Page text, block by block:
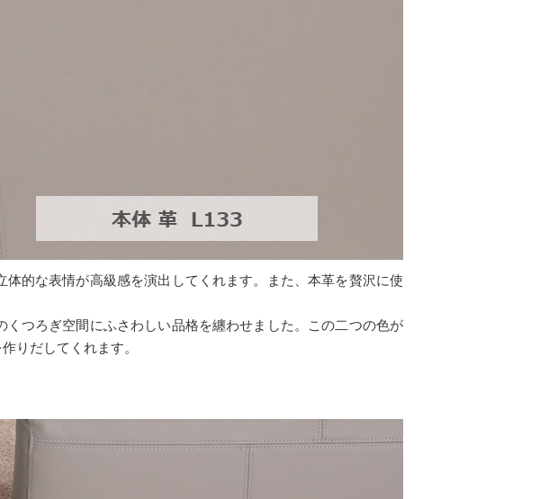
的な表情が高級感を演出してくれます。また、本革を贅沢に使
つろぎ空間にふさわしい品格を纏わせました。この二つの色が
りだしてくれます。